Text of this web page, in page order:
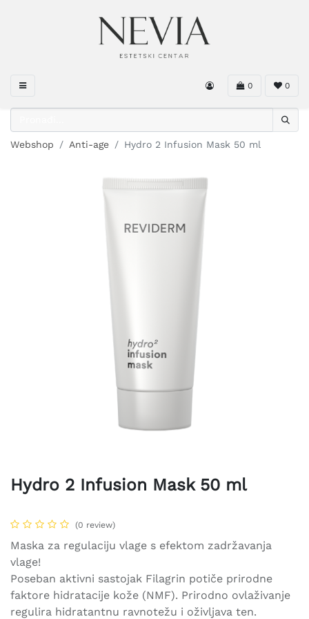
0 0
Webshop Anti-age Hydro 2 Infusion Mask 50 ml
Hydro 2 Infusion Mask 50 ml
(0 review)
Maska za regulaciju vlage s efektom zadržavanja
vlage!
Poseban aktivni sastojak Filagrin potiče prirodne
faktore hidratacije kože (NMF). Prirodno ovlaživanje
regulira hidratantnu ravnotežu i oživljava ten.